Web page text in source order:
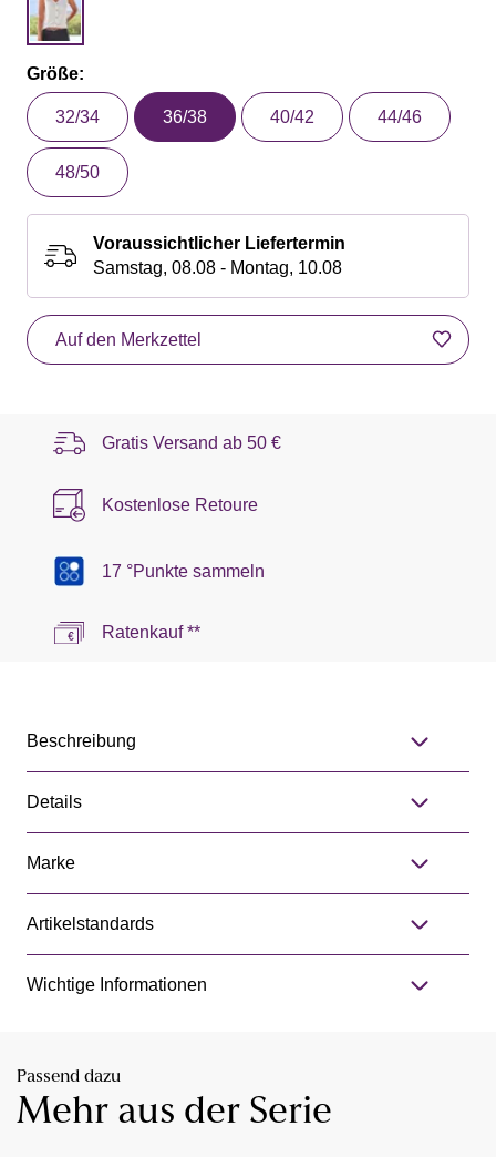
Größe:
32/34 36/38 40/42 44/46
48/50
Voraussichtlicher Liefertermin
Samstag, 08.08 - Montag, 10.08
Auf den Merkzettel
Gratis Versand ab 50 €
Kostenlose Retoure
17 °Punkte sammeln
Ratenkauf **
Beschreibung
Details
Marke
Artikelstandards
Wichtige Informationen
Passend dazu
Mehr aus der Serie